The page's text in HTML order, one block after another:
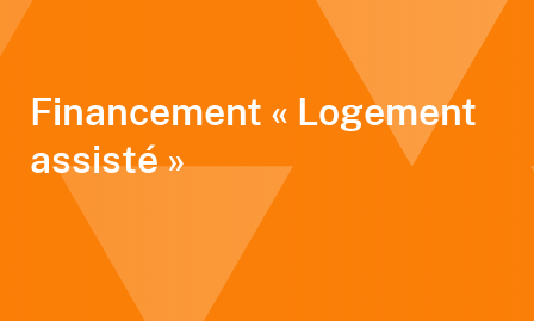
Financement « Logement
assisté »